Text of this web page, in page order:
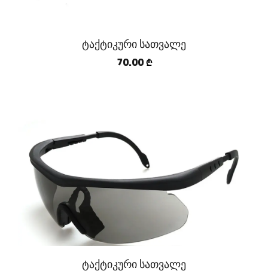
ტაქტიკური სათვალე
70.00 ₾
ტაქტიკური სათვალე